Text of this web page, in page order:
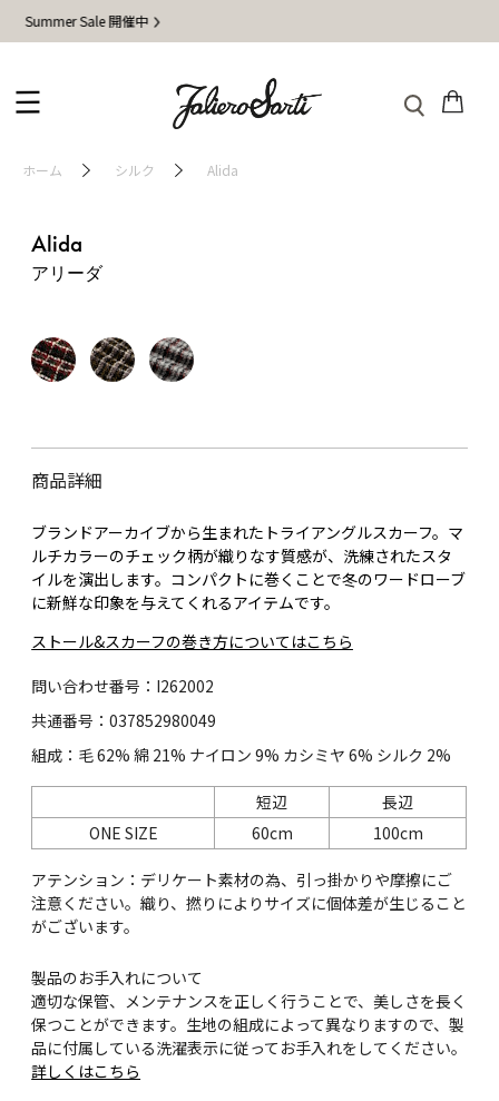
Sale 開催中
ホーム シルク Alida
Alida
アリーダ
商品詳細
ブランドアーカイブから生まれたトライアングルスカーフ。マ
ルチカラーのチェック柄が織りなす質感が、洗練されたスタ
イルを演出します。コンパクトに巻くことで冬のワードローブ
に新鮮な印象を与えてくれるアイテムです。
ストール&スカーフの巻き方についてはこちら
問い合わせ番号：I262002
共通番号：037852980049
組成：毛 62% 綿 21% ナイロン 9% カシミヤ 6% シルク 2%
短辺
長辺
ONE SIZE
60cm 100cm
アテンション：デリケート素材の為、引っ掛かりや摩擦にご
注意ください。織り、撚りによりサイズに個体差が生じること
がございます。
製品のお手入れについて
適切な保管、メンテナンスを正しく行うことで、美しさを長く
保つことができます。生地の組成によって異なりますので、製
品に付属している洗濯表示に従ってお手入れをしてください。
詳しくはこちら